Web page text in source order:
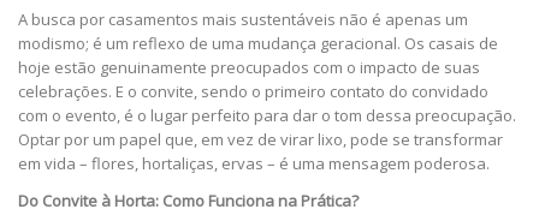
A busca por casamentos mais sustentáveis não é apenas um
modismo; é um reflexo de uma mudança geracional. Os casais de
hoje estão genuinamente preocupados com o impacto de suas
celebrações. E o convite, sendo o primeiro contato do convidado
com o evento, é o lugar perfeito para dar o tom dessa preocupação.
Optar por um papel que, em vez de virar lixo, pode se transformar
em vida – flores, hortaliças, ervas – é uma mensagem poderosa.
Do Convite à Horta: Como Funciona na Prática?